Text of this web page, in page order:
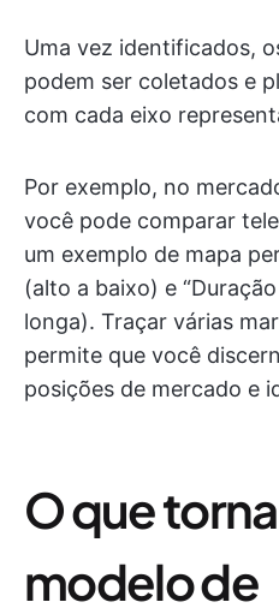
Uma vez identificados,
podem ser coletados e
com cada eixo
Por exemplo, no
você pode comparar
um exemplo de mapa
(alto a baixo) e
longa). Traçar várias
permite que você
posições de mercado e
O que
modelo de